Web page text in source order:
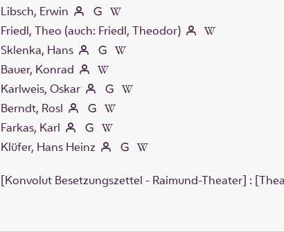
[Konvolut Besetzungszettel - Raimund-Theater] :
Libsch, Erwin
Friedl, Theo (auch: Friedl, Theodor)
Sklenka, Hans
Bauer, Konrad
Karlweis, Oskar
Berndt, Rosl
Farkas, Karl
Klüfer, Hans Heinz